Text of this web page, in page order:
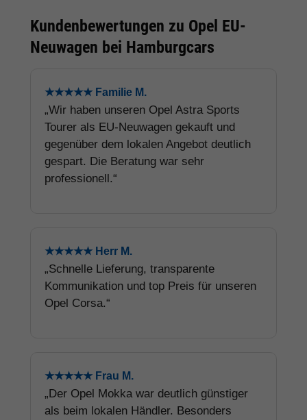
Kundenbewertungen zu Opel EU-
Neuwagen bei Hamburgcars
★★★★★ Familie M.
„Wir haben unseren Opel Astra Sports
Tourer als EU-Neuwagen gekauft und
gegenüber dem lokalen Angebot deutlich
gespart. Die Beratung war sehr
professionell.“
★★★★★ Herr M.
„Schnelle Lieferung, transparente
Kommunikation und top Preis für unseren
Opel Corsa.“
★★★★★ Frau M.
„Der Opel Mokka war deutlich günstiger
als beim lokalen Händler. Besonders